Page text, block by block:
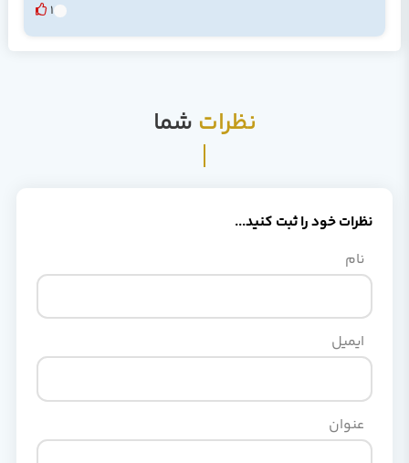
1
نظرات شما
نظرات خود را ثبت کنید...
نام
ایمیل
عنوان